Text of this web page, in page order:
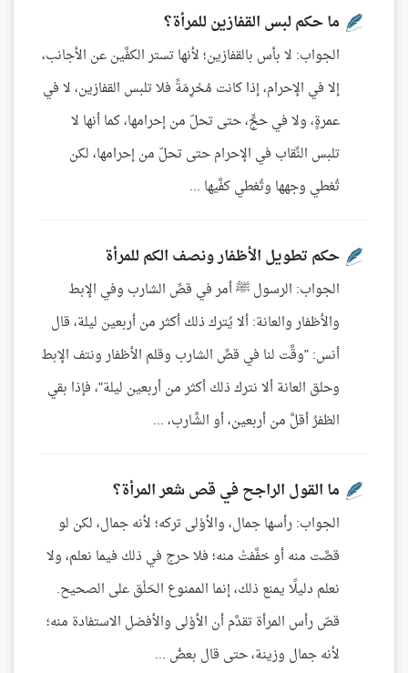
ما حكم لبس القفازين للمرأة؟
الجواب: لا بأس بالقفازين؛ لأنها تستر الكفَّين عن الأجانب،
إلا في الإحرام، إذا كانت مُحْرِمَةً فلا تلبس القفازين، لا في
عمرةٍ، ولا في حجٍّ، حتى تحلّ من إحرامها، كما أنها لا
تلبس النِّقاب في الإحرام حتى تحلّ من إحرامها، لكن
تُغطي وجهها وتُغطي كفَّيها ...
حكم تطويل الأظفار ونصف الكم للمرأة
الجواب: الرسول ﷺ أمر في قصِّ الشارب وفي الإبط
والأظفار والعانة: ألا يُترك ذلك أكثر من أربعين ليلة، قال
أنس: "وقَّت لنا في قصِّ الشارب وقلم الأظفار ونتف الإبط
وحلق العانة ألا نترك ذلك أكثر من أربعين ليلة"، فإذا بقي
الظفرُ أقلَّ من أربعين، أو الشَّارب، ...
ما القول الراجح في قص شعر المرأة؟
الجواب: رأسها جمال، والأوْلى تركه؛ لأنه جمال، لكن لو
قصَّت منه أو خفَّفتْ منه؛ فلا حرج في ذلك فيما نعلم، ولا
نعلم دليلًا يمنع ذلك، إنما الممنوع الحَلْق على الصحيح.
قصّ رأس المرأة تقدَّم أن الأوْلى والأفضل الاستفادة منه؛
لأنه جمال وزينة، حتى قال بعضُ ...